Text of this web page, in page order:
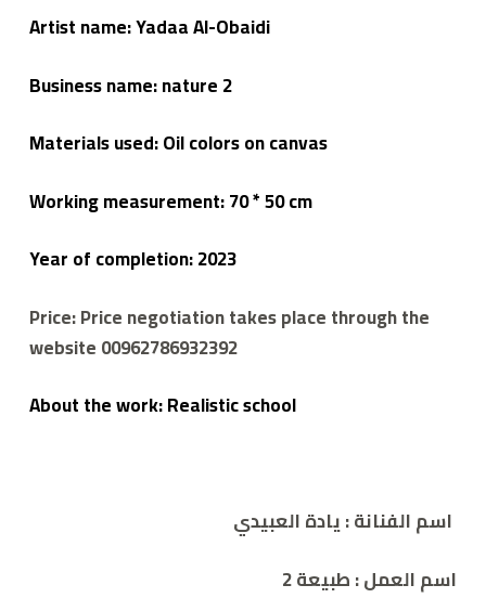
Artist name: Yadaa Al-Obaidi
Business name: nature 2
Materials used: Oil colors on canvas
Working measurement: 70 * 50 cm
Year of completion: 2023
Price: Price negotiation takes place through the
website 00962786932392
About the work: Realistic school
اسم الفنانة: يادة العبيدي
اسم العمل: طبيعة 2